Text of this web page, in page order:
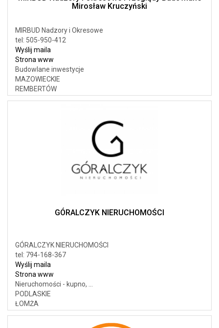
Mirosław Kruczyński
MIRBUD Nadzory i Okresowe
tel: 505-950-412
Wyślij maila
Strona www
Budowlane inwestycje
MAZOWIECKIE
REMBERTÓW
GÓRALCZYK NIERUCHOMOŚCI
GÓRALCZYK NIERUCHOMOŚCI
tel: 794-168-367
Wyślij maila
Strona www
Nieruchomości - kupno, ...
PODLASKIE
ŁOMŻA